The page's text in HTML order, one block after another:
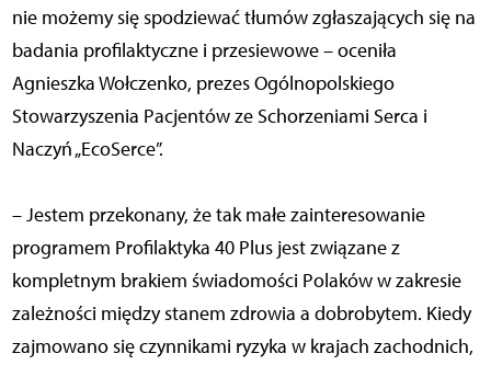
nie możemy się spodziewać tłumów zgłaszających się na
badania profilaktyczne i przesiewowe – oceniła
Agnieszka Wołczenko, prezes Ogólnopolskiego
Stowarzyszenia Pacjentów ze Schorzeniami Serca i
Naczyń „EcoSerce”.
– Jestem przekonany, że tak małe zainteresowanie
programem Profilaktyka 40 Plus jest związane z
kompletnym brakiem świadomości Polaków w zakresie
zależności między stanem zdrowia a dobrobytem. Kiedy
zajmowano się czynnikami ryzyka w krajach zachodnich,